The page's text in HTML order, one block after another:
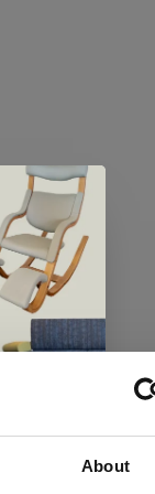
About
eigen fabriek,